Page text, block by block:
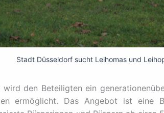
Stadt Düsseldorf sucht Leihomas und
den Beteiligten ein
ermöglicht. Das Angebot ist eine